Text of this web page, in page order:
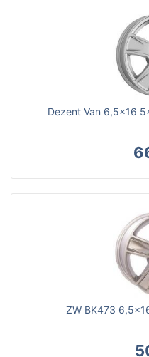
Dezent Van 6,5x16
ZW BK473